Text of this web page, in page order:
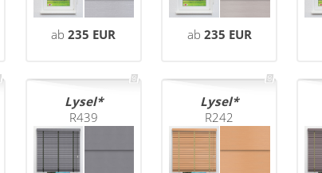
ab235 EUR ab 235 EUR
Lysel
R439
Lysel
R242